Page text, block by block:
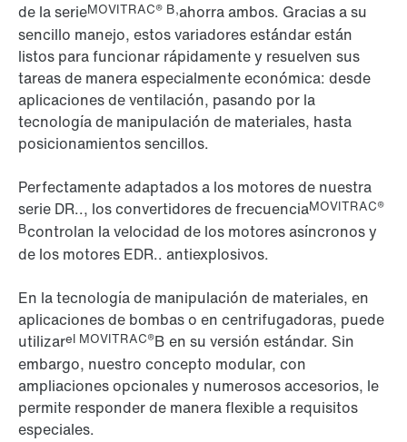
de la serieMOVITRAC® B,ahorra ambos. Gracias a su
sencillo manejo, estos variadores estándar están
listos para funcionar rápidamente y resuelven sus
tareas de manera especialmente económica: desde
aplicaciones de ventilación, pasando por la
tecnología de manipulación de materiales, hasta
posicionamientos sencillos.
Perfectamente adaptados a los motores de nuestra
serie DR.., los convertidores de frecuenciaMOVITRAC®
Bcontrolan la velocidad de los motores asíncronos y
de los motores EDR.. antiexplosivos.
En la tecnología de manipulación de materiales, en
aplicaciones de bombas o en centrifugadoras, puede
utilizarel MOVITRAC®B en su versión estándar. Sin
embargo, nuestro concepto modular, con
ampliaciones opcionales y numerosos accesorios, le
permite responder de manera flexible a requisitos
especiales.